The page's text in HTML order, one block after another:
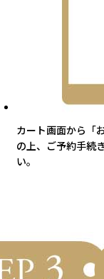
カート画面から「
の上、ご予約手続
い。